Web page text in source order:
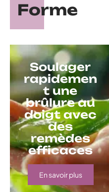
Forme
Soulager
rapidemen
t une
brûlure au
doigt avec
des
remèdes
efficaces
En savoir plus